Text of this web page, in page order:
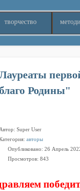
творчество
Родины"
Автор: Super User
авторы
Опубликовано: 26 Апрель
Просмотров: 843